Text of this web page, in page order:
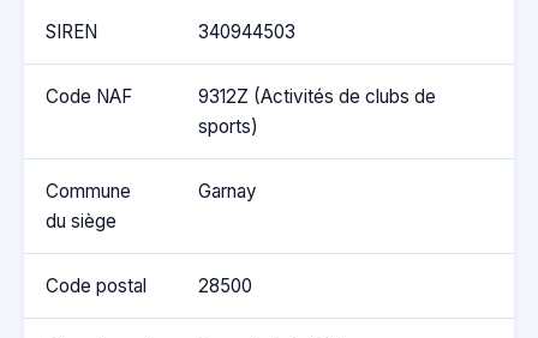
SIREN 340944503
Code NAF
9312Z (Activités de clubs de
sports)
Commune
du siège
Garnay
Code postal 28500